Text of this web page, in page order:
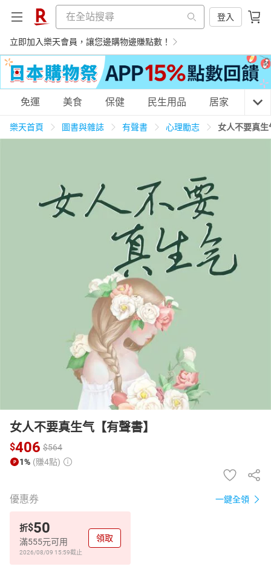
登入
立即加入樂天會員，讓您邊購物邊賺點數！
購物網分類
居家生活 3C家電 運動休閒
化妝保養 情趣用品
電子/紙本書
HOT
免運 美食 保健 民生用品 居家 3C
樂天首頁 圖書與雜誌 有聲書 心理勵志 女人不要真
女人不要真生气【有聲書】
$406 $564
1% (賺4點)
優惠券 一鍵全領
折$50
滿555元可用
2026/08/09 15:59截止
領取